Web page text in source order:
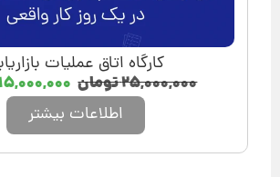
کارگاه اتاق عملیات
۲۵,۰۰۰,۰۰۰تومان
اطلاعات بیشتر